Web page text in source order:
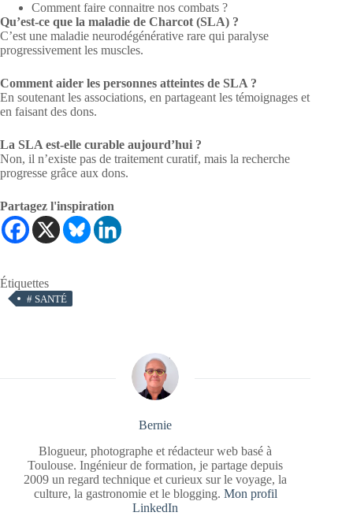
Comment faire connaitre nos combats ?
Qu’est-ce que la maladie de Charcot (SLA) ?
C’est une maladie neurodégénérative rare qui paralyse
progressivement les muscles.
Comment aider les personnes atteintes de SLA ?
En soutenant les associations, en partageant les témoignages et
en faisant des dons.
La SLA est-elle curable aujourd’hui ?
Non, il n’existe pas de traitement curatif, mais la recherche
progresse grâce aux dons.
Partagez l'inspiration
Étiquettes
# SANTÉ
Bernie
Blogueur, photographe et rédacteur web basé à
Toulouse. Ingénieur de formation, je partage depuis
2009 un regard technique et curieux sur le voyage, la
culture, la gastronomie et le blogging. Mon profil
LinkedIn